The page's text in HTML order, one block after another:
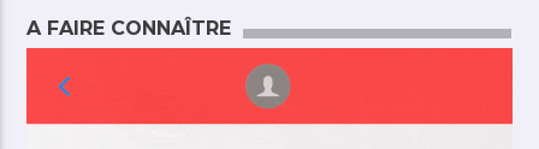
A FAIRE CONNAÎTRE